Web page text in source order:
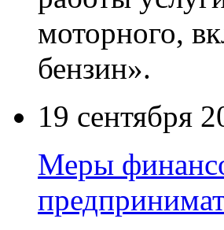
моторного,
бензин».
19 сентября
Меры